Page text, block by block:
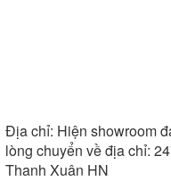
Địa chỉ: Hiện showroom
lòng chuyển về địa chỉ:
Thanh Xuân HN